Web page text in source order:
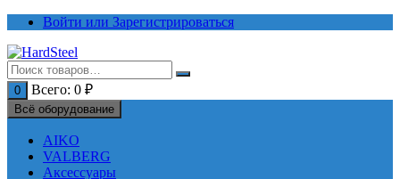
Перейти
содержимому
Войти или Зарегистрироваться
0 Всего: 0 ₽
Всё оборудование
AIKO
VALBERG
Аксессуары